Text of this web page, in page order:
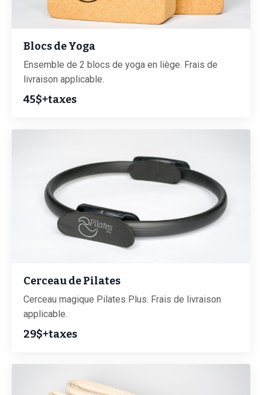
Blocs de Yoga
Ensemble de 2 blocs de yoga en liège. Frais de
livraison applicable.
45$+taxes
Cerceau de Pilates
Cerceau magique Pilates Plus. Frais de livraison
applicable.
29$+taxes